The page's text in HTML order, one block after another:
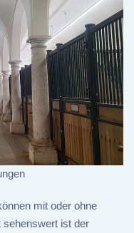
mit oder ohne
sehenswert ist der